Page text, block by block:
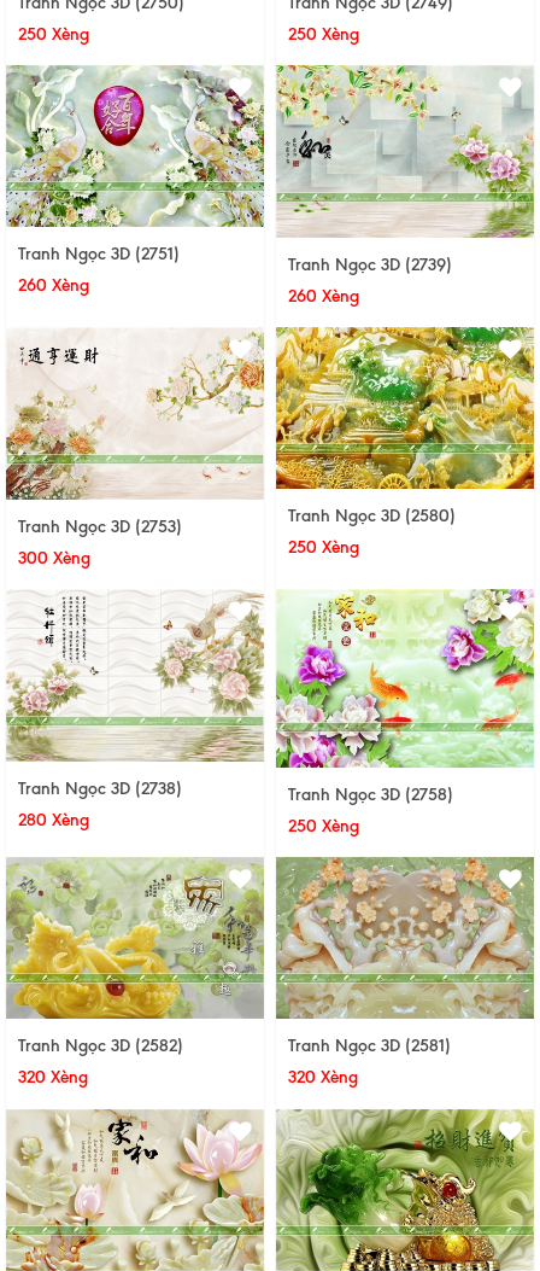
250 Xèng
250 Xèng
Tranh Ngọc 3D (2751)
260 Xèng
Tranh Ngọc 3D (2739)
260 Xèng
Tranh Ngọc 3D (2753)
300 Xèng
Tranh Ngọc 3D (2580)
250 Xèng
Tranh Ngọc 3D (2738)
280 Xèng
Tranh Ngọc 3D (2758)
250 Xèng
Tranh Ngọc 3D (2582)
320 Xèng
Tranh Ngọc 3D (2581)
320 Xèng